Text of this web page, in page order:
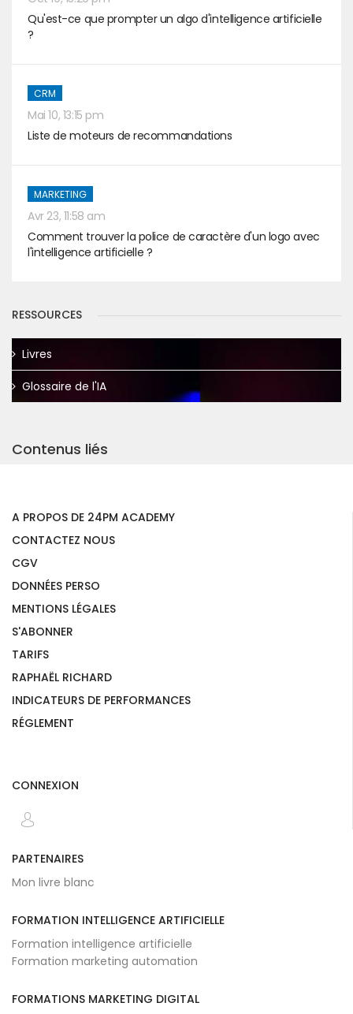
Qu'est-ce que prompter un algo d'intelligence artificielle
?
CRM
Mai 10, 13:15 pm
Liste de moteurs de recommandations
MARKETING
Avr 23, 11:58 am
Comment trouver la police de caractère d'un logo avec
l'intelligence artificielle ?
RESSOURCES
Livres
Glossaire de l'IA
Contenus liés
A PROPOS DE 24PM ACADEMY
CONTACTEZ NOUS
CGV
DONNÉES PERSO
MENTIONS LÉGALES
S'ABONNER
TARIFS
RAPHAËL RICHARD
INDICATEURS DE PERFORMANCES
RÉGLEMENT
CONNEXION
PARTENAIRES
Mon livre blanc
FORMATION INTELLIGENCE ARTIFICIELLE
Formation intelligence artificielle
Formation marketing automation
FORMATIONS MARKETING DIGITAL